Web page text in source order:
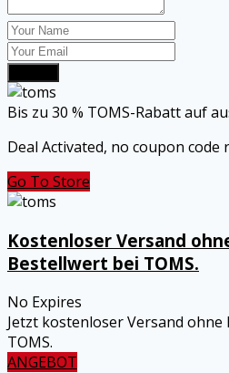
Bis zu 30 % TOMS-Rabatt auf
Deal Activated, no coupon code
Go To Store
Kostenloser Versand
Bestellwert bei TOMS.
No Expires
Jetzt kostenloser Versand
TOMS.
ANGEBOT